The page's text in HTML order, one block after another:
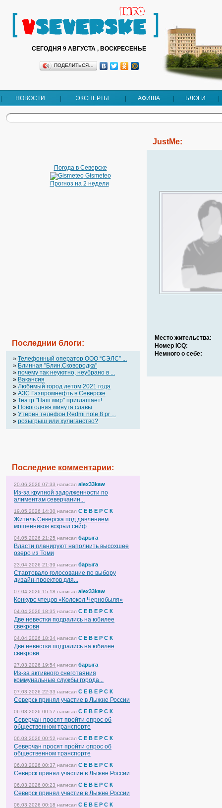
СЕГОДНЯ 9 АВГУСТА , ВОСКРЕСЕНЬЕ
ПОДЕЛИТЬСЯ…
НОВОСТИ ЭКСПЕРТЫ АФИША БЛОГИ
Погода в Северске
Gismeteo
Прогноз на 2 недели
Последнии блоги:
» Телефонный оператор OOO “СЭЛС” ...
» Блинная "Блин.Сковородка"
» почему так неуютно, неубрано в ...
» Вакансия
» Любимый город летом 2021 года
» АЗС Газпромнефть в Северске
» Театр "Наш мир" приглашает!
» Новогодняя минута славы
» Утерен телефон Redmi note 8 pr ...
» розыгрыш или хулиганство?
Последние комментарии:
20.06.2026 07:33 написал alex33kaw
Из-за крупной задолженности по
алиментам северчанин...
19.05.2026 14:30 написал С Е В Е Р С К
Житель Северска под давлением
мошенников вскрыл сейф...
04.05.2026 21:25 написал барыга
Власти планируют наполнить высохшее
озеро из Томи
23.04.2026 21:39 написал барыга
Стартовало голосование по выбору
дизайн-проектов для...
07.04.2026 15:18 написал alex33kaw
Конкурс чтецов «Колокол Чернобыля»
04.04.2026 18:35 написал С Е В Е Р С К
Две невестки подрались на юбилее
свекрови
04.04.2026 18:34 написал С Е В Е Р С К
Две невестки подрались на юбилее
свекрови
27.03.2026 19:54 написал барыга
Из-за активного снеготаяния
коммунальные службы города...
07.03.2026 22:33 написал С Е В Е Р С К
Северск принял участие в Лыжне России
06.03.2026 00:57 написал С Е В Е Р С К
Северчан просят пройти опрос об
общественном транспорте
06.03.2026 00:52 написал С Е В Е Р С К
Северчан просят пройти опрос об
общественном транспорте
06.03.2026 00:37 написал С Е В Е Р С К
Северск принял участие в Лыжне России
06.03.2026 00:23 написал С Е В Е Р С К
Северск принял участие в Лыжне России
06.03.2026 00:18 написал С Е В Е Р С К
JustMe:
Место жительства:
Номер ICQ:
Немного о себе: